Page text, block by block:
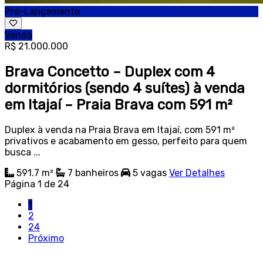
Pré-Lançamento
Venda
R$ 21.000.000
Brava Concetto – Duplex com 4
dormitórios (sendo 4 suítes) à venda
em Itajaí – Praia Brava com 591 m²
Duplex à venda na Praia Brava em Itajaí, com 591 m²
privativos e acabamento em gesso, perfeito para quem
busca ...
591.7 m²
7 banheiros 5 vagas Ver Detalhes
Página 1 de 24
1
2
24
Próximo